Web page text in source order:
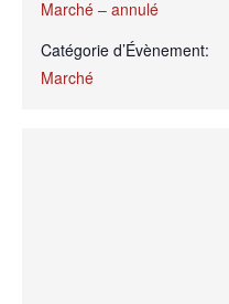
Marché – annulé
Catégorie d’Évènement:
Marché